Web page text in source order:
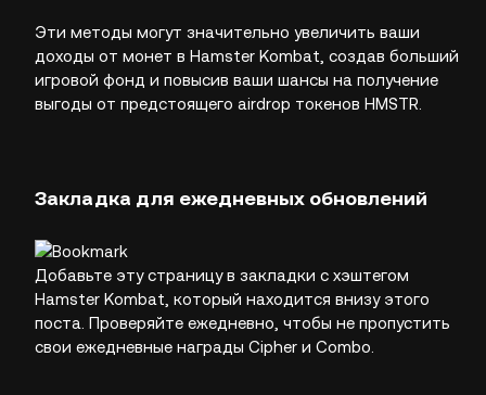
Эти методы могут значительно увеличить ваши
доходы от монет в Hamster Kombat, создав больший
игровой фонд и повысив ваши шансы на получение
выгоды от предстоящего airdrop токенов HMSTR.
Закладка для ежедневных обновлений
Добавьте эту страницу в закладки с хэштегом
Hamster Kombat, который находится внизу этого
поста. Проверяйте ежедневно, чтобы не пропустить
свои ежедневные награды Cipher и Combo.